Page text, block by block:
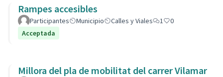
Rampes accesibles
Participantes Municipio Calles y Viales 1
0
Acceptada
Millora del pla de mobilitat del carrer Vilamar